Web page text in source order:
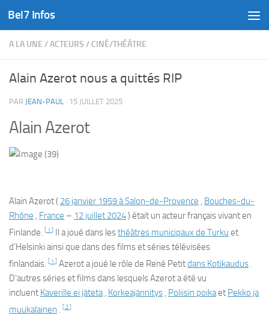
Skip to content
Bel7 Infos
A LA UNE /ACTEURS / CINÉ/THÉÂTRE
Alain Azerot nous a quittés RIP
PAR JEAN-PAUL · 15 JUILLET 2025
Alain Azerot
Alain Azerot( 26 janvier 1959à Salon-de-Provence , Bouches-du-
Rhône , France – 12 juillet 2024 ) était un acteur français vivant en
Finlande. [ 1 ] Il a joué dans lesthéâtres municipaux de Turku et
d’Helsinki ainsi que dans des films et séries télévisées
finlandais. [ 1 ] Azerot a joué le rôle de René Petitdans Kotikaudus .
D’autres séries et films dans lesquels Azerot a été vu
incluent Kaverille ei jäteta, Korkeajännitys , Poliisin poikaet Pekko ja
muukalainen . [2]